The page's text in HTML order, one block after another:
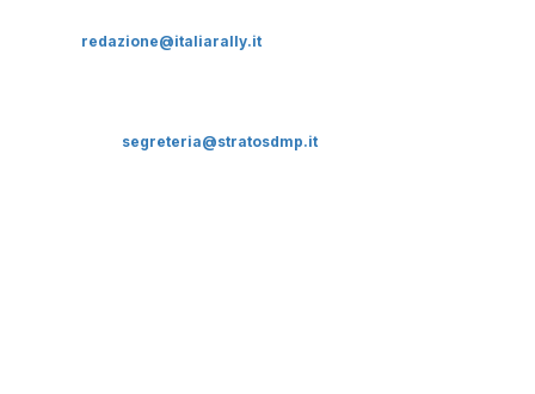
redazione@italiarally.it
Editore: STRATOS D.M.P. Srl Sede Legale: via F. Petrarca, 26
segreteria@stratosdmp.it